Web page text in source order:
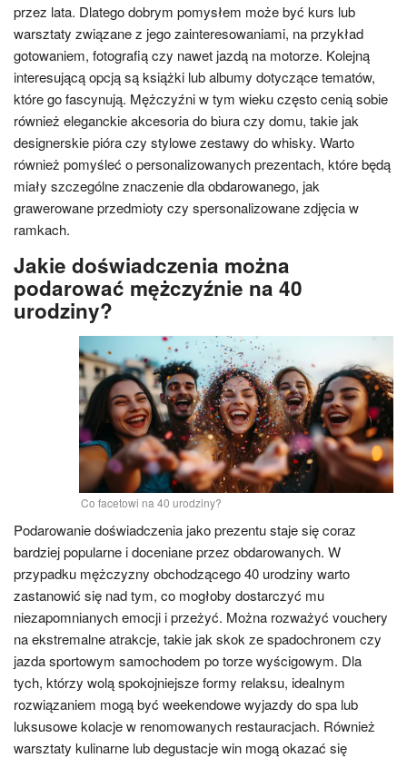
przez lata. Dlatego dobrym pomysłem może być kurs lub
warsztaty związane z jego zainteresowaniami, na przykład
gotowaniem, fotografią czy nawet jazdą na motorze. Kolejną
interesującą opcją są książki lub albumy dotyczące tematów,
które go fascynują. Mężczyźni w tym wieku często cenią sobie
również eleganckie akcesoria do biura czy domu, takie jak
designerskie pióra czy stylowe zestawy do whisky. Warto
również pomyśleć o personalizowanych prezentach, które będą
miały szczególne znaczenie dla obdarowanego, jak
grawerowane przedmioty czy spersonalizowane zdjęcia w
ramkach.
Jakie doświadczenia można
podarować mężczyźnie na 40
urodziny?
Co facetowi na 40 urodziny?
Podarowanie doświadczenia jako prezentu staje się coraz
bardziej popularne i doceniane przez obdarowanych. W
przypadku mężczyzny obchodzącego 40 urodziny warto
zastanowić się nad tym, co mogłoby dostarczyć mu
niezapomnianych emocji i przeżyć. Można rozważyć vouchery
na ekstremalne atrakcje, takie jak skok ze spadochronem czy
jazda sportowym samochodem po torze wyścigowym. Dla
tych, którzy wolą spokojniejsze formy relaksu, idealnym
rozwiązaniem mogą być weekendowe wyjazdy do spa lub
luksusowe kolacje w renomowanych restauracjach. Również
warsztaty kulinarne lub degustacje win mogą okazać się